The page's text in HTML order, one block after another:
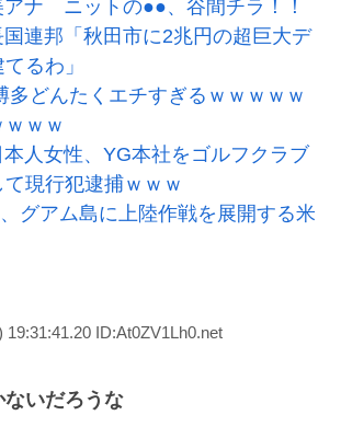
アナ ニットの●●、谷間チラ！！
連邦「秋田市に2兆円の超巨大デ
るわ」
多どんたくエチすぎるｗｗｗｗｗ
ｗｗ
本人女性、YG本社をゴルフクラブ
現行犯逮捕ｗｗｗ
グアム島に上陸作戦を展開する米
19:31:41.20 ID:At0ZV1Lh0.net
いだろうな